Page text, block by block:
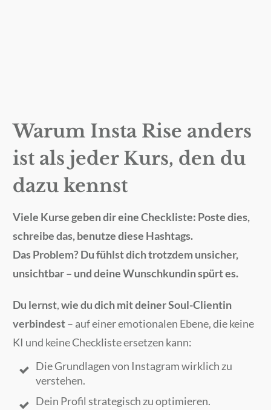
Warum Insta Rise anders
ist als jeder Kurs, den du
dazu kennst
Viele Kurse geben dir eine Checkliste: Poste dies,
schreibe das, benutze diese Hashtags.
Das Problem? Du fühlst dich trotzdem unsicher,
unsichtbar – und deine Wunschkundin spürt es.
Du lernst,wie du dich mit deiner Soul-Clientin
verbindest– auf einer emotionalen Ebene, die keine
KI und keine Checkliste ersetzen kann:
Die Grundlagen von Instagram wirklich zu
verstehen.
Dein Profil strategisch zu optimieren.